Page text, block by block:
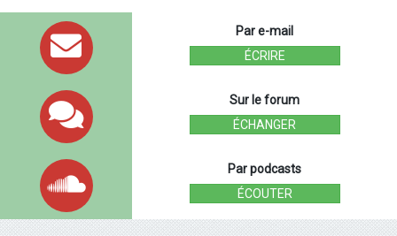
Par e-mail
ÉCRIRE
Sur le forum
ÉCHANGER
Par podcasts
ÉCOUTER